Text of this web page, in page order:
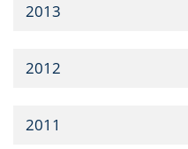
2013
2012
2011